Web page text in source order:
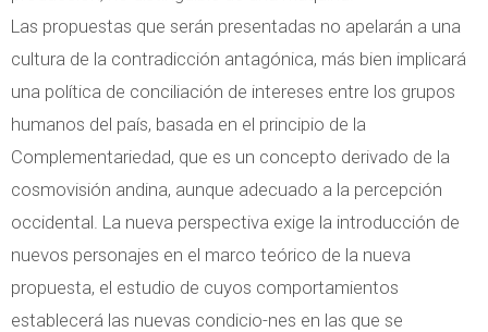
Las propuestas que serán presentadas no apelarán a una
cultura de la contradicción antagónica, más bien implicará
una política de conciliación de intereses entre los grupos
humanos del país, basada en el principio de la
Complementariedad, que es un concepto derivado de la
cosmovisión andina, aunque adecuado a la percepción
occidental. La nueva perspectiva exige la introducción de
nuevos personajes en el marco teórico de la nueva
propuesta, el estudio de cuyos comportamientos
establecerá las nuevas condicio-nes en las que se